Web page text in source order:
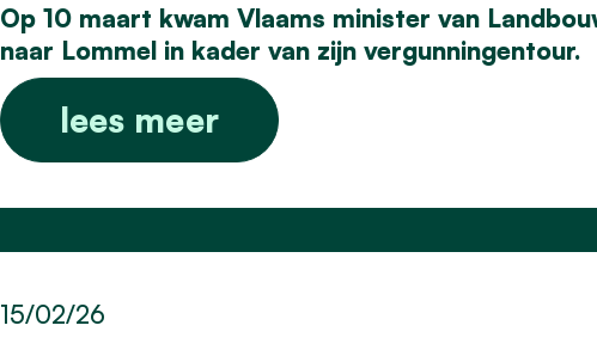
Op 10 maart kwam Vlaams minister van
naar Lommel in kader van zijn vergunningentour.
lees meer
15/02/26